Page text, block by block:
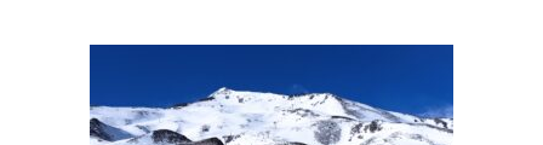
múltiples
variantes.